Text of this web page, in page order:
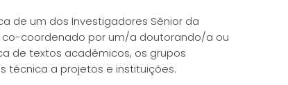
de um dos Investigadores Sênior da
coordenado por um/a doutorando/a ou
de textos académicos, os grupos
técnica a projetos e instituições.